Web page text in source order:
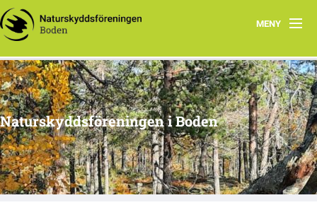
MENY
Hem
Om oss
Kontakta oss
Program
Årsmöte
Naturskyddsföreningen i Boden